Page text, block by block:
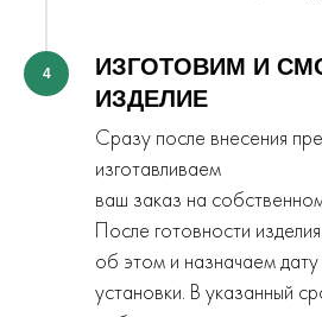
4
ИЗГОТОВИМ И
ИЗДЕЛИЕ
Сразу после внесения
изготавливаем
ваш заказ на
После готовности
об этом и назначаем дату
установки. В указанный